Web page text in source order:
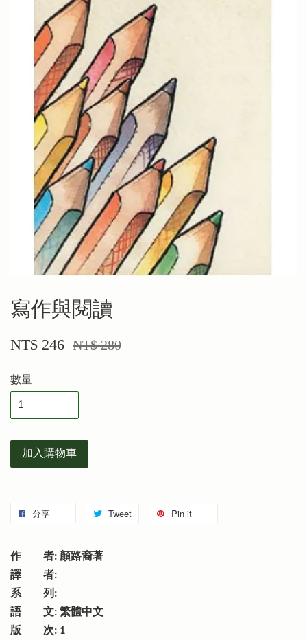
寫作與閱讀
NT$ 246 NT$ 280
數量
加入購物車
分享 Tweet Pin it
作 者: 顏路裔著
譯 者:
系 列:
語 文: 繁體中文
版 次: 1